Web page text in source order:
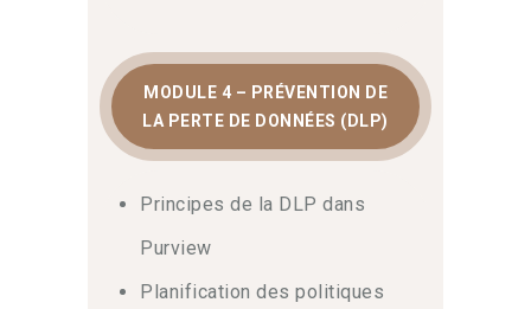
MODULE 4 – PRÉVENTION DE
LA PERTE DE DONNÉES (DLP)
Principes de la DLP dans
Purview
Planification des politiques